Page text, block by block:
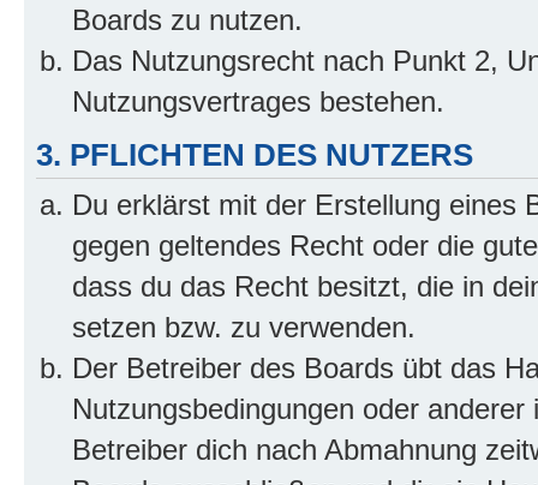
Boards zu nutzen.
Das Nutzungsrecht nach Punkt 2,
Nutzungsvertrages bestehen.
3. PFLICHTEN DES NUTZERS
Du erklärst mit der Erstellung eines
gegen geltendes Recht oder die
dass du das Recht besitzt, die in
setzen bzw. zu verwenden.
Der Betreiber des Boards übt das
Nutzungsbedingungen oder
Betreiber dich nach Abmahnung